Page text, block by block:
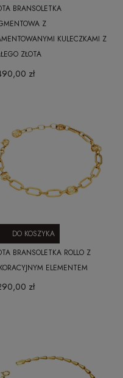
BRANSOLETKA
Z
KULECZKAMI Z
ZŁOTA
zł
BRANSOLETKA ROLLO Z
ELEMENTEM
zł
DO KOSZYKA